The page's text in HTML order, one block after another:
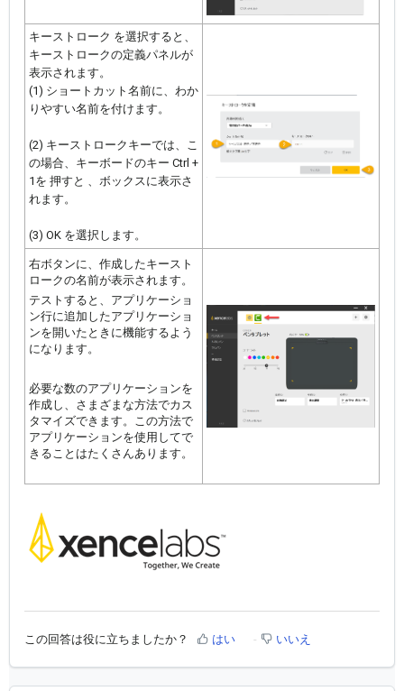
キーストローク を選択すると、
キーストロークの定義パネルが
表示されます。
(1) ショートカット名前に、わか
りやすい名前を付けます。
(2) キーストロークキーでは、こ
の場合、キーボードのキー Ctrl +
1 を 押すと 、ボックスに表示さ
れます。
(3) OK を選択します。
右ボタンに、作成したキースト
ロークの名前が表示されます。
テストすると、アプリケーショ
ン行に追加したアプリケーショ
ンを開いたときに機能するよう
になります。
必要な数のアプリケーションを
作成し、さまざまな方法でカス
タマイズできます。この方法で
アプリケーションを使用してで
きることはたくさんあります。
この回答は役に立ちましたか？ はい いいえ